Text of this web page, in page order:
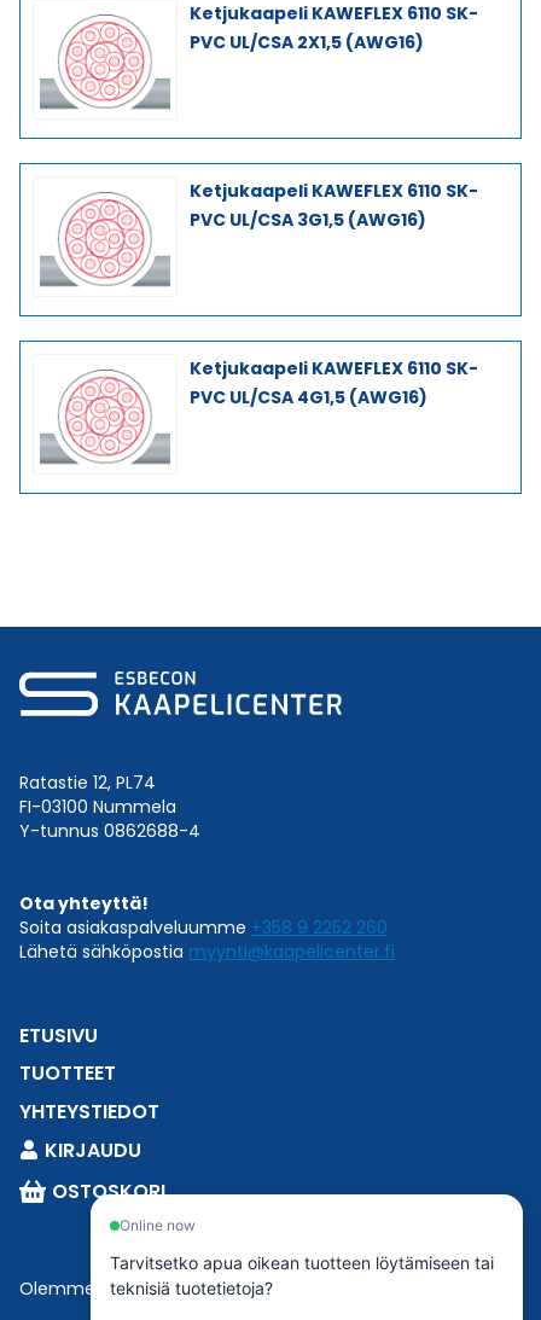
Ketjukaapeli KAWEFLEX 6110 SK-
PVC UL/CSA 2X1,5 (AWG16)
Ketjukaapeli KAWEFLEX 6110 SK-
PVC UL/CSA 3G1,5 (AWG16)
Ketjukaapeli KAWEFLEX 6110 SK-
PVC UL/CSA 4G1,5 (AWG16)
Ratastie 12, PL74
FI-03100 Nummela
Y-tunnus 0862688-4
Ota yhteyttä!
Soita asiakaspalveluumme +358 9 2252 260
Lähetä sähköpostia myynti@kaapelicenter.fi
ETUSIVU
TUOTTEET
YHTEYSTIEDOT
KIRJAUDU
OSTOSKORI
Olemme osaEsbeconia.
Online now
Tarvitsetko apua oikean tuotteen löytämiseen tai
teknisiä tuotetietoja?